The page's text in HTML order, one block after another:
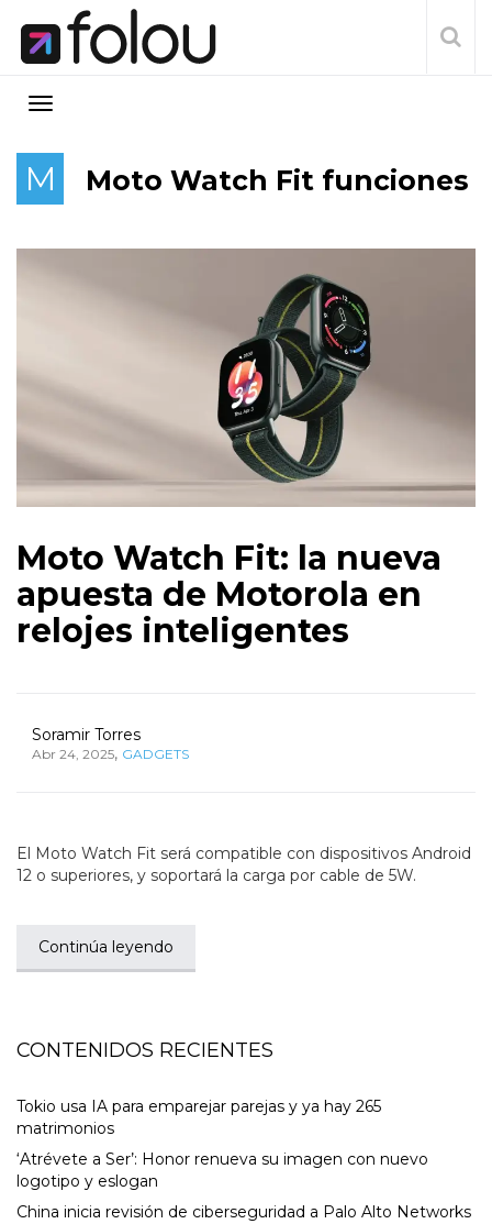
M Moto Watch Fit funciones
Moto Watch Fit: la nueva
apuesta de Motorola en
relojes inteligentes
Soramir Torres
Abr 24, 2025, GADGETS
El Moto Watch Fit será compatible con dispositivos Android
12 o superiores, y soportará la carga por cable de 5W.
Continúa leyendo
CONTENIDOS RECIENTES
Tokio usa IA para emparejar parejas y ya hay 265
matrimonios
‘Atrévete a Ser’: Honor renueva su imagen con nuevo
logotipo y eslogan
China inicia revisión de ciberseguridad a Palo Alto Networks